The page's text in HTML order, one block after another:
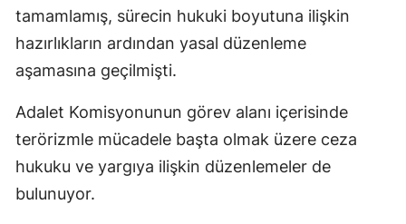
tamamlamış, sürecin hukuki boyutuna ilişkin
hazırlıkların ardından yasal düzenleme
aşamasına geçilmişti.
Adalet Komisyonunun görev alanı içerisinde
terörizmle mücadele başta olmak üzere ceza
hukuku ve yargıya ilişkin düzenlemeler de
bulunuyor.